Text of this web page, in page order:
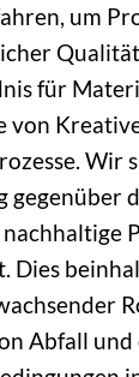
um
für
von
Wir
gegenüber
Dies
Abfall